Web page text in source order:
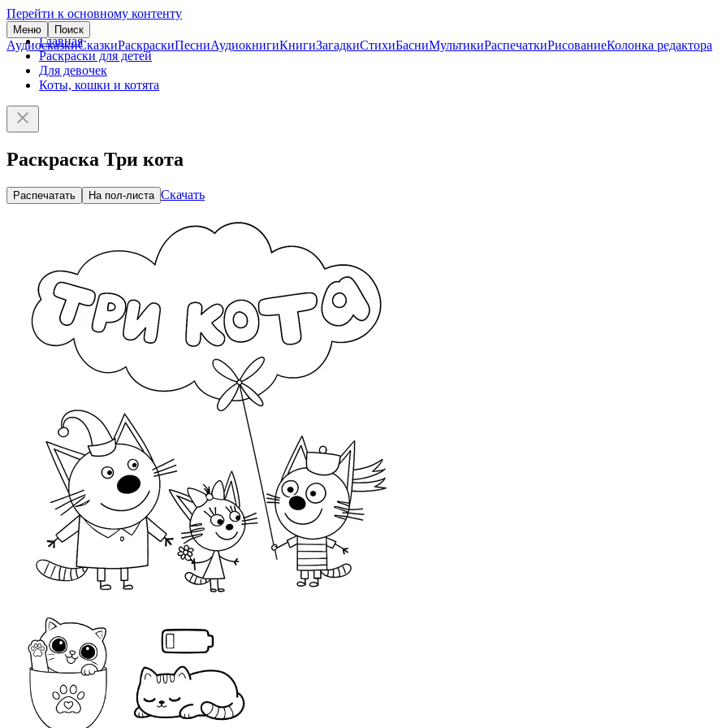
Перейти к основному контенту
Меню Поиск
АудиосказкиСказкиРаскраскиПесниАудиокнигиКнигиЗагадкиСтихиБасниМультикиРаспечаткиРисованиеКолонка редактора
Главная
Раскраски для детей
Для девочек
Коты, кошки и котята
Раскраска Три кота
Распечатать На пол-листа Скачать